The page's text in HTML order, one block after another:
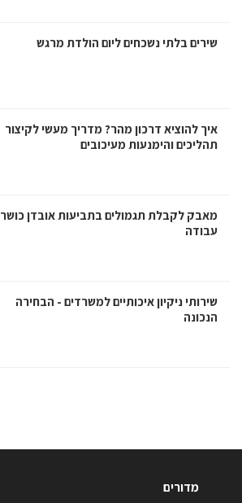
שירים בלתי נשכחים ליום הולדת מרגש
איך להוציא דרכון מהר? מדריך מעשי לקיצור
תהליכים והימנעות מעיכובים
מאבק לקבלת תגמולים בתביעות אובדן כושר
עבודה
שירותי ניקיון איכותיים למשרדים - הבחירה
הנכונה
מדורים